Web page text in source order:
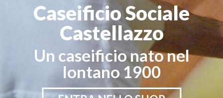
Caseificio Sociale
Castellazzo
Un caseificio nato nel
lontano 1900